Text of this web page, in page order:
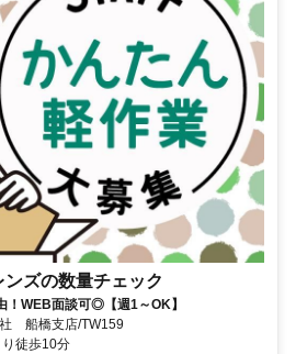
ズの数量チェック
WEB面談可◎【週1～OK】
船橋支店/TW159
徒歩10分